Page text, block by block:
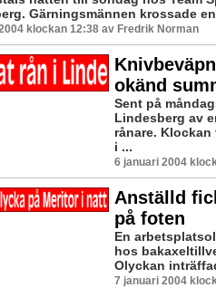
Gärningsmännen krossade
klockan 12:38 av Fredrik Norman
okänd
Sent på
Lindesberg av
rånare.
i ...
6 januari 2004
Anställd
på foten
En
hos
Olyckan
7 januari 2004